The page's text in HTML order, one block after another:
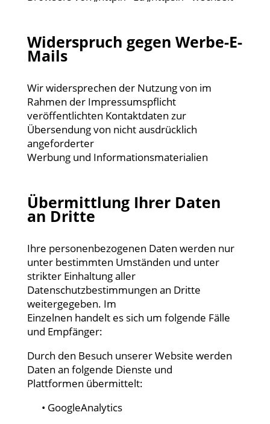
Widerspruch gegen Werbe-E-
Mails
Wir widersprechen der Nutzung von im
Rahmen der Impressumspflicht
veröffentlichten Kontaktdaten zur
Übersendung von nicht ausdrücklich
angeforderter
Werbung und Informationsmaterialien
Übermittlung Ihrer Daten
an Dritte
Ihre personenbezogenen Daten werden nur
unter bestimmten Umständen und unter
strikter Einhaltung aller
Datenschutzbestimmungen an Dritte
weitergegeben. Im
Einzelnen handelt es sich um folgende Fälle
und Empfänger:
Durch den Besuch unserer Website werden
Daten an folgende Dienste und
Plattformen übermittelt:
• GoogleAnalytics